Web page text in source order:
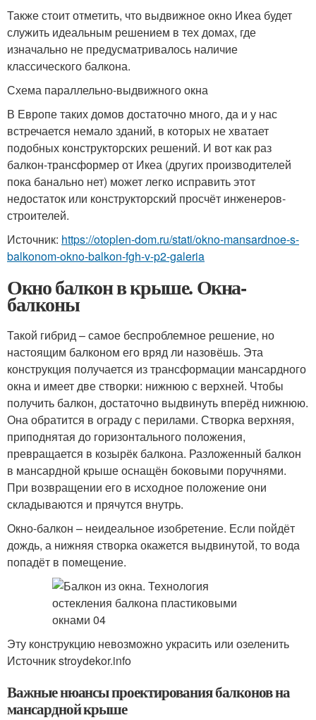
Также стоит отметить, что выдвижное окно Икеа будет
служить идеальным решением в тех домах, где
изначально не предусматривалось наличие
классического балкона.
Схема параллельно-выдвижного окна
В Европе таких домов достаточно много, да и у нас
встречается немало зданий, в которых не хватает
подобных конструкторских решений. И вот как раз
балкон-трансформер от Икеа (других производителей
пока банально нет) может легко исправить этот
недостаток или конструкторский просчёт инженеров-
строителей.
Источник: https://otoplen-dom.ru/stati/okno-mansardnoe-s-
balkonom-okno-balkon-fgh-v-p2-galeria
Окно балкон в крыше. Окна-
балконы
Такой гибрид – самое беспроблемное решение, но
настоящим балконом его вряд ли назовёшь. Эта
конструкция получается из трансформации мансардного
окна и имеет две створки: нижнюю с верхней. Чтобы
получить балкон, достаточно выдвинуть вперёд нижнюю.
Она обратится в ограду с перилами. Створка верхняя,
приподнятая до горизонтального положения,
превращается в козырёк балкона. Разложенный балкон
в мансардной крыше оснащён боковыми поручнями.
При возвращении его в исходное положение они
складываются и прячутся внутрь.
Окно-балкон – неидеальное изобретение. Если пойдёт
дождь, а нижняя створка окажется выдвинутой, то вода
попадёт в помещение.
Эту конструкцию невозможно украсить или озеленить
Источник stroydekor.info
Важные нюансы проектирования балконов на
мансардной крыше